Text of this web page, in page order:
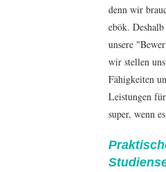
denn wir
ebök.
unsere
wir stellen
Fähigkeiten
Leistungen
super, wenn